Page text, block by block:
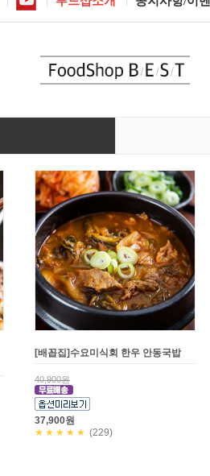
[배꼽집]수요미식회 한우 안동국밥
40,900원
37,900원
★★★★★ (229)